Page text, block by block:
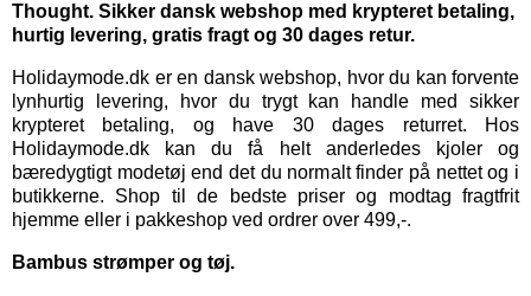
Thought. Sikker dansk webshop med krypteret betaling,
hurtig levering, gratis fragt og 30 dages retur.
Holidaymode.dk er en dansk webshop, hvor du kan forvente
lynhurtig levering, hvor du trygt kan handle med sikker
krypteret betaling, og have 30 dages returret. Hos
Holidaymode.dk kan du få helt anderledes kjoler og
bæredygtigt modetøj end det du normalt finder på nettet og i
butikkerne. Shop til de bedste priser og modtag fragtfrit
hjemme eller i pakkeshop ved ordrer over 499,-.
Bambus strømper og tøj.